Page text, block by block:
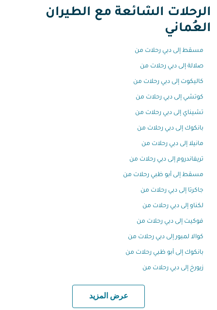
الرحلات الشائعة مع الطيران
العُماني
مسقط إلى دبي رحلات من
صلالة إلى دبي رحلات من
كاليكوت إلى دبي رحلات من
كوتشي إلى دبي رحلات من
تشيناي إلى دبي رحلات من
بانكوك إلى دبي رحلات من
مانيلا إلى دبي رحلات من
تريفاندروم إلى دبي رحلات من
مسقط إلى أبو ظبي رحلات من
جاكرتا إلى دبي رحلات من
لكناو إلى دبي رحلات من
فوكيت إلى دبي رحلات من
كوالا لمبور إلى دبي رحلات من
بانكوك إلى أبو ظبي رحلات من
زيورخ إلى دبي رحلات من
عرض المزيد